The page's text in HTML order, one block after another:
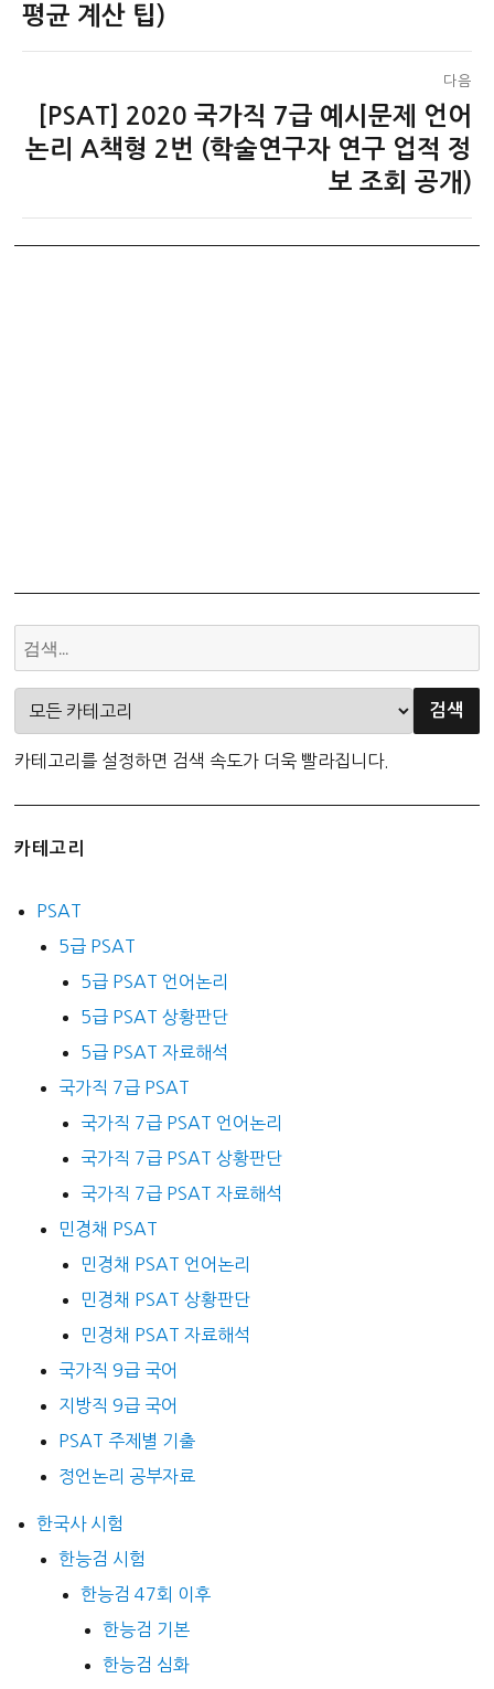
글:
평균 계산 팁)
다음
음
[PSAT] 2020 국가직 7급 예시문제 언어
논리 A책형 2번 (학술연구자 연구 업적 정
보 조회 공개)
카테고리를 설정하면 검색 속도가 더욱 빨라집니다.
카테고리
PSAT
5급 PSAT
5급 PSAT 언어논리
5급 PSAT 상황판단
5급 PSAT 자료해석
국가직 7급 PSAT
국가직 7급 PSAT 언어논리
국가직 7급 PSAT 상황판단
국가직 7급 PSAT 자료해석
민경채 PSAT
민경채 PSAT 언어논리
민경채 PSAT 상황판단
민경채 PSAT 자료해석
국가직 9급 국어
지방직 9급 국어
PSAT 주제별 기출
정언논리 공부자료
한국사 시험
한능검 시험
한능검 47회 이후
한능검 기본
한능검 심화